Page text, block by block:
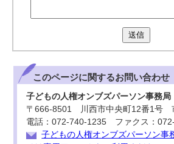
送信
このページに関するお問い合わせ
子どもの人権オンブズパーソン事務局
〒666-8501 川西市中央町12番1号
電話：072-740-1235 ファクス：
子どもの人権オンブズパーソン事